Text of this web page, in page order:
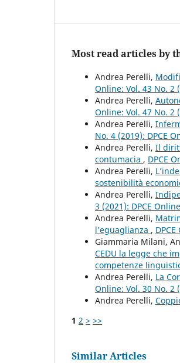
Most read articles by
Andrea Perelli,
Online: Vol. 43 No. 2
Andrea Perelli,
Online: Vol. 47 No. 2
Andrea Perelli,
No. 4 (2019): DPCE
Andrea Perelli, Il
contumacia , DPCE
Andrea Perelli,
sostenibilità
Andrea Perelli,
3 (2021): DPCE
Andrea Perelli,
l’eguaglianza ,
Giammaria Milani,
CEDU la legge che
competenze
Andrea Perelli, La
Online: Vol. 30 No. 2
Andrea Perelli,
1 2 > >>
Similar Articles